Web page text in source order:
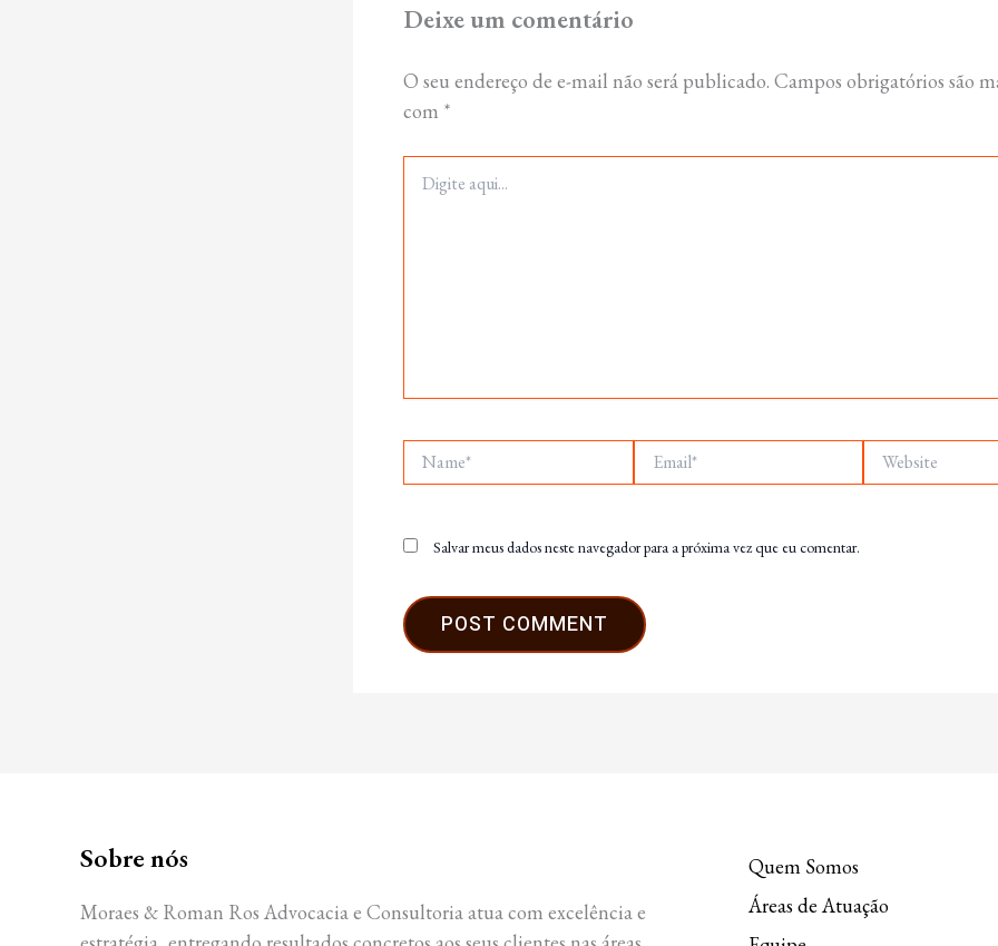
Deixe um comentário
O seu endereço de e-mail não será publicado. Campos obrigatórios são
com *
aqui...
Website
Salvar meus dados neste navegador para a próxima vez que eu comentar.
Sobre nós
Moraes & Roman Ros Advocacia e Consultoria atua com excelência e
Quem Somos
Áreas de Atuação